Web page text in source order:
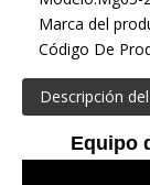
Marca del
Código De
Descripción
Equipo